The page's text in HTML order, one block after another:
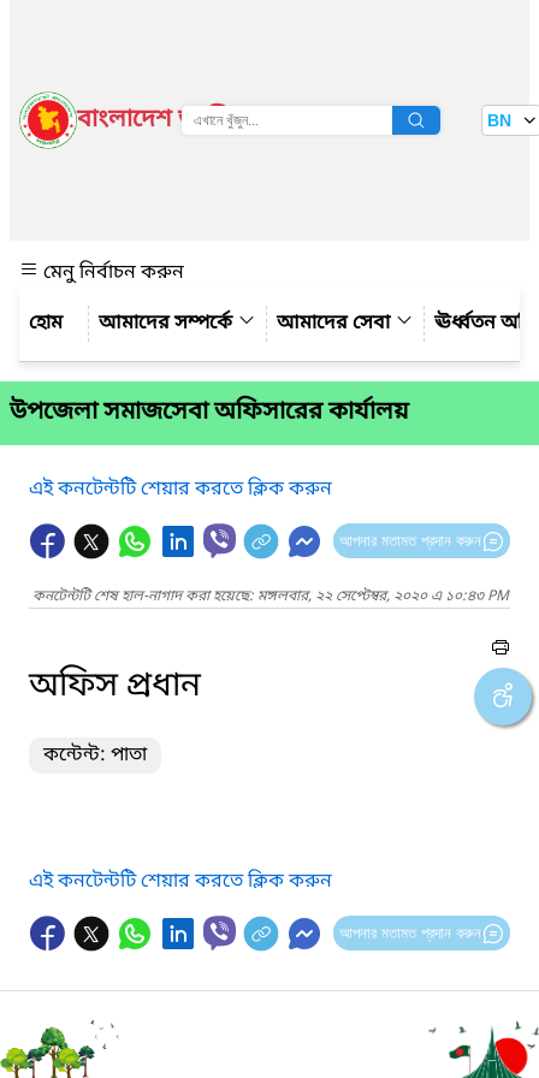
বাংলাদেশ জাতীয় তথ্য বাতায়ন BN
মেনু নির্বাচন করুন
আমাদের সম্পর্কে
আমাদের সেবা ঊর্ধ্বতন
উপজেলা সমাজসেবা অফিসারের কার্যালয়
এই কনটেন্টটি শেয়ার করতে ক্লিক করুন
আপনার মতামত প্রদান করুন
কনটেন্টটি শেষ হাল-নাগাদ করা হয়েছে: মঙ্গলবার, ২২ সেপ্টেম্বর, ২০২০ এ ১০:৪৩ PM
অফিস প্রধান
কন্টেন্ট: পাতা
এই কনটেন্টটি শেয়ার করতে ক্লিক করুন
আপনার মতামত প্রদান করুন